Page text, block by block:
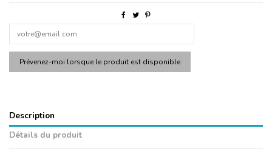
Description
Détails du produit